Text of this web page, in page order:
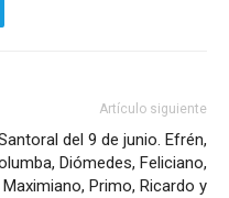
Artículo siguiente
del 9 de junio. Efrén,
Diómedes, Feliciano,
Maximiano, Primo, Ricardo y